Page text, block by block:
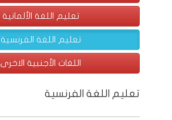
تعليم اللغة الألمانية
تعليم اللغة الفرنسية
اللغات الأجنبية الاخرى
تعليم اللغة الفرنسية